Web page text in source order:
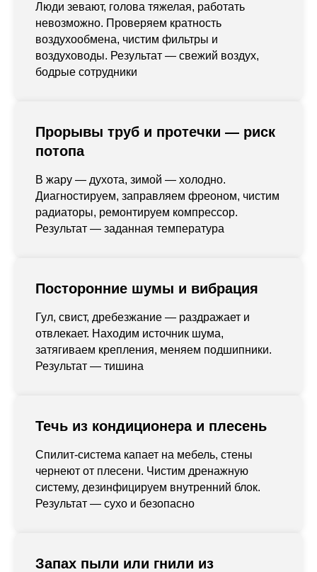
Люди зевают, голова тяжелая, работать
невозможно. Проверяем кратность
воздухообмена, чистим фильтры и
воздуховоды. Результат — свежий воздух,
бодрые сотрудники
Прорывы труб и протечки — риск
потопа
В жару — духота, зимой — холодно.
Диагностируем, заправляем фреоном, чистим
радиаторы, ремонтируем компрессор.
Результат — заданная температура
Посторонние шумы и вибрация
Гул, свист, дребезжание — раздражает и
отвлекает. Находим источник шума,
затягиваем крепления, меняем подшипники.
Результат — тишина
Течь из кондиционера и плесень
Спилит-система капает на мебель, стены
чернеют от плесени. Чистим дренажную
систему, дезинфицируем внутренний блок.
Результат — сухо и безопасно
Запах пыли или гнили из